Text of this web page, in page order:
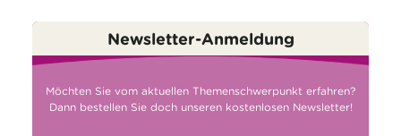
Newsletter-Anmeldung
Möchten Sie vom aktuellen Themenschwerpunkt erfahren?
Dann bestellen Sie doch unseren kostenlosen Newsletter!